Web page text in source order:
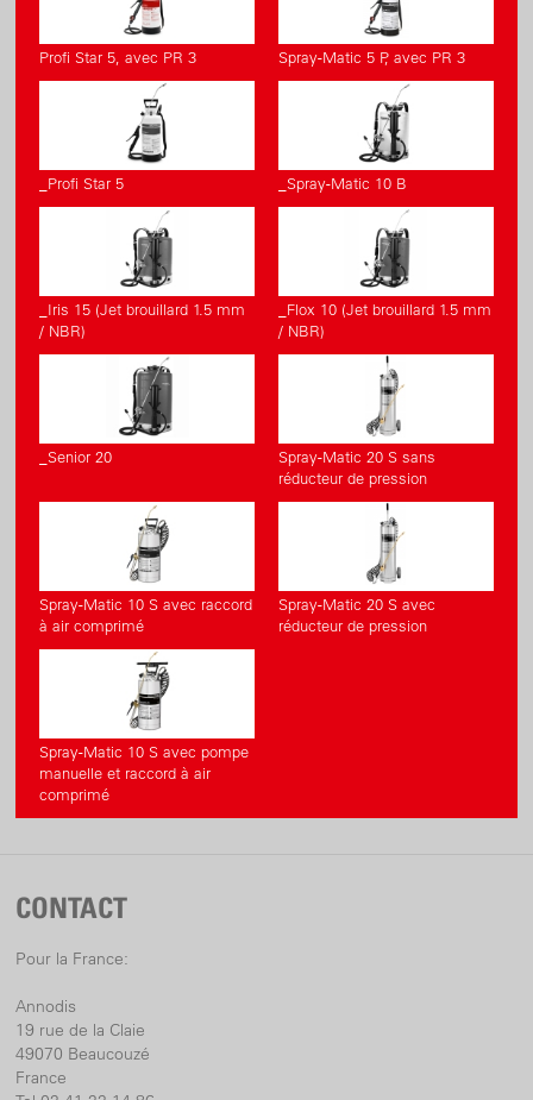
Profi Star 5, avec PR 3 Spray-Matic 5 P, avec PR 3
_Profi Star 5 _Spray-Matic 10 B
_Iris 15 (Jet brouillard 1.5 mm
/ NBR)
_Flox 10 (Jet brouillard 1.5 mm
/ NBR)
_Senior 20
Spray-Matic 20 S sans
réducteur de pression
Spray-Matic 10 S avec raccord
à air comprimé
Spray-Matic 20 S avec
réducteur de pression
Spray-Matic 10 S avec pompe
manuelle et raccord à air
comprimé
CONTACT
Pour la France:
Annodis
19 rue de la Claie
49070 Beaucouzé
France